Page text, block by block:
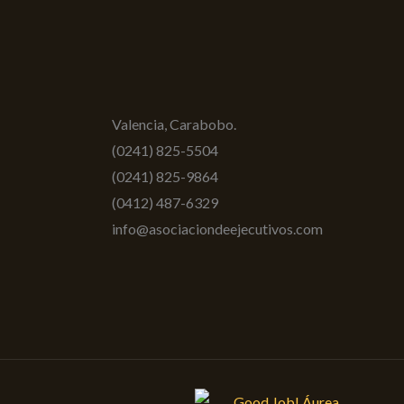
Valencia, Carabobo.
(0241) 825-5504
(0241) 825-9864
(0412) 487-6329
info@asociaciondeejecutivos.com